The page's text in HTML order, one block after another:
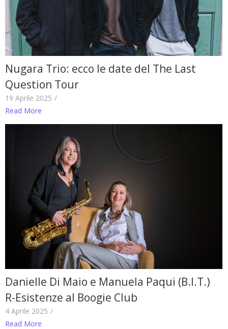
Nugara Trio: ecco le date del The Last
Question Tour
19 Aprile 2025 /
Read More
Danielle Di Maio e Manuela Paqui (B.I.T.)
R-Esistenze al Boogie Club
4 Aprile 2025 /
Read More